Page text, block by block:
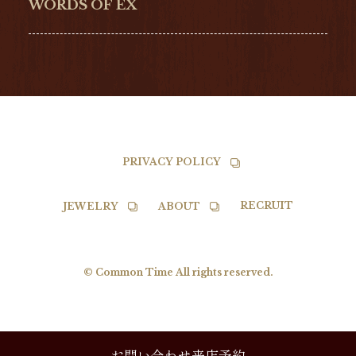
NORQAIN
WORDS OF EX
PRIVACY POLICY
© Common Time All rights reserved.
JEWELRY ABOUT RECRUIT